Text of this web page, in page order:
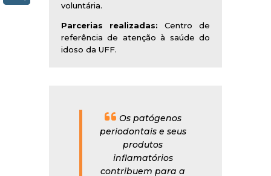
voluntária.
Parcerias realizadas: Centro de
referência de atenção à saúde do
idoso da UFF.
Os patógenos
periodontais e seus
produtos
inflamatórios
contribuem para a